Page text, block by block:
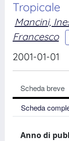
Tropicale
Mancini,
Francesco
2001-01-01
Scheda breve
Scheda
Anno di